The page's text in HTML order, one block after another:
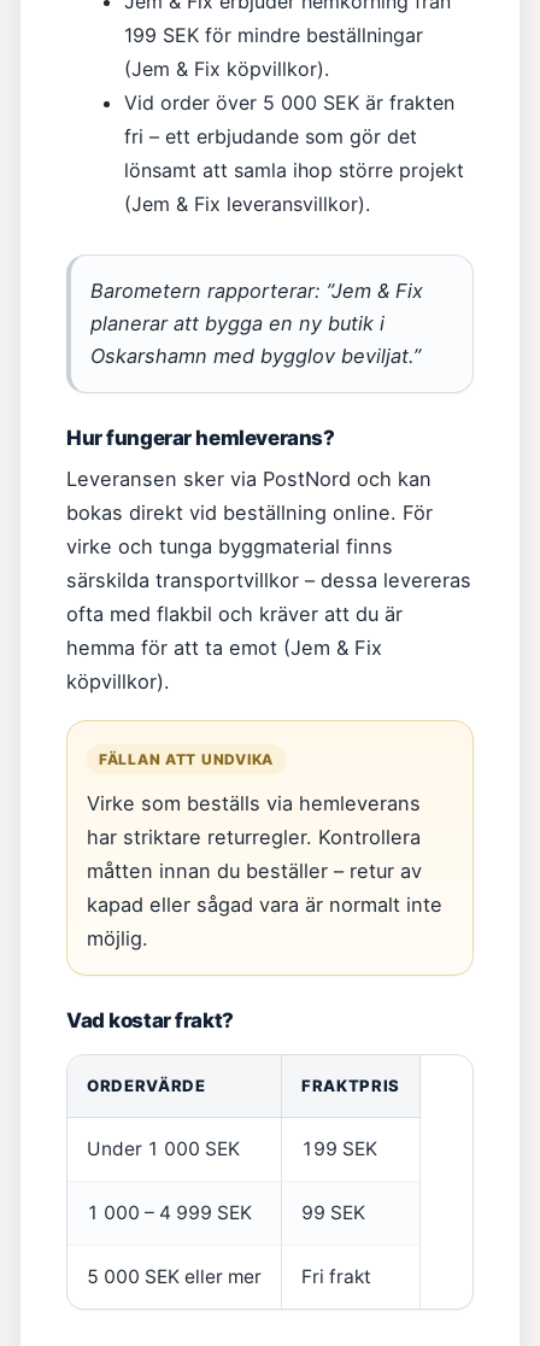
199 SEK för mindre beställningar
(Jem & Fix köpvillkor).
Vid order över 5 000 SEK är frakten
fri – ett erbjudande som gör det
lönsamt att samla ihop större projekt
(Jem & Fix leveransvillkor).
Barometern rapporterar: ”Jem & Fix
planerar att bygga en ny butik i
Oskarshamn med bygglov beviljat.”
Hur fungerar hemleverans?
Leveransen sker via PostNord och kan
bokas direkt vid beställning online. För
virke och tunga byggmaterial finns
särskilda transportvillkor – dessa levereras
ofta med flakbil och kräver att du är
hemma för att ta emot (Jem & Fix
köpvillkor).
FÄLLAN ATT UNDVIKA
Virke som beställs via hemleverans
har striktare returregler. Kontrollera
måtten innan du beställer – retur av
kapad eller sågad vara är normalt inte
möjlig.
Vad kostar frakt?
ORDERVÄRDE FRAKTPRIS
Under 1 000 SEK 199 SEK
1 000 – 4 999 SEK 99 SEK
5 000 SEK eller mer Fri frakt